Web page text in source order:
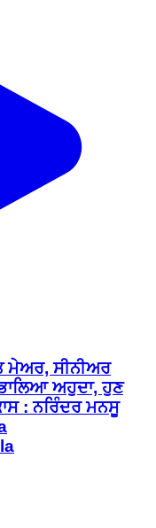
ਮੇਅਰ, ਸੀਨੀਅਰ
ਅਹੁਦਾ, ਹੁਣ
: ਨਰਿੰਦਰ ਮਨਸੂ